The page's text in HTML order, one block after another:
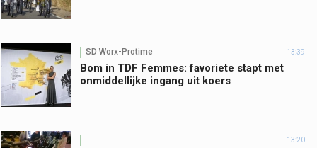
SD Worx-Protime 13:39
Bom in TDF Femmes: favoriete stapt met
onmiddellijke ingang uit koers
13:20